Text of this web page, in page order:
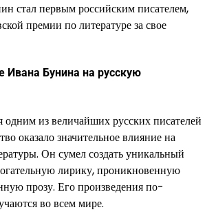
стал первым российским писателем,
премии по литературе за свое
Ивана Бунина на русскую
одним из величайших русских писателей
оказало значительное влияние на
Он сумел создать уникальный
лирику, проникновенную
прозу. Его произведения по-
во всем мире.